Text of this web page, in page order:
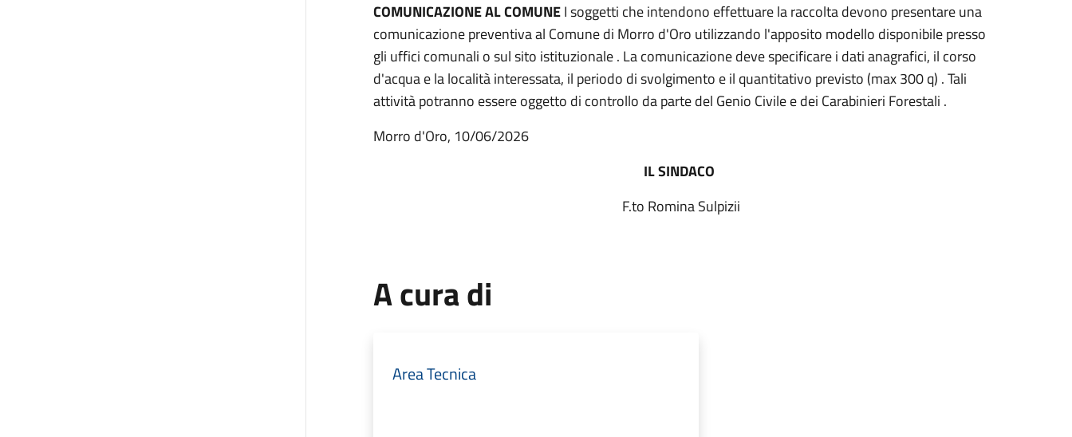
COMUNICAZIONE AL COMUNEI soggetti che intendono effettuare la raccolta devono presentare una
comunicazione preventiva al Comune di Morro d'Oro utilizzando l'apposito modello disponibile presso
gli uffici comunali o sul sito istituzionale . La comunicazione deve specificare i dati anagrafici, il corso
d'acqua e la località interessata, il periodo di svolgimento e il quantitativo previsto (max 300 q) . Tali
attività potranno essere oggetto di controllo da parte del Genio Civile e dei Carabinieri Forestali .
Morro d'Oro, 10/06/2026
IL SINDACO
F.to Romina Sulpizii
A cura di
Area Tecnica